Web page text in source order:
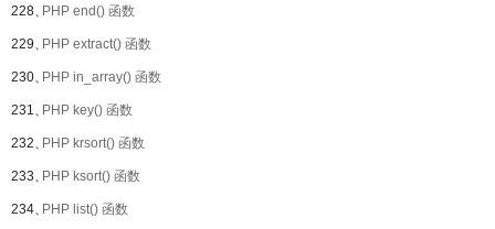
228、PHP end() 函数
229、PHP extract() 函数
230、PHP in_array() 函数
231、PHP key() 函数
232、PHP krsort() 函数
233、PHP ksort() 函数
234、PHP list() 函数